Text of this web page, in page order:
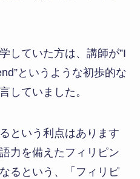
していた方は、講師が”I
というような初歩的な
していました。
という利点はあります
力を備えたフィリピン
るという、「フィリピ